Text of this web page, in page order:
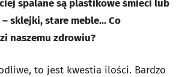
spalane są plastikowe śmieci lub
sklejki, stare meble... Co
naszemu zdrowiu?
to jest kwestia ilości. Bardzo